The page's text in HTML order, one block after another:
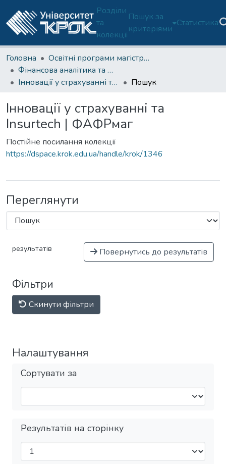
Розділи
та
колекції
Пошук за
критеріями
Статистика
Головна
Освітні програми магістратури
Фінансова аналітика та фінансові ринки (ОП D2-М)
Інновації у страхуванні та Insurtech | ФАФРмаг
Пошук
Інновації у страхуванні та
Insurtech | ФАФРмаг
Постійне посилання колекції
https://dspace.krok.edu.ua/handle/krok/1346
Переглянути
результатів Повернутись до результатів
Фільтри
Скинути фільтри
Налаштування
Сортувати за
Результатів на сторінку